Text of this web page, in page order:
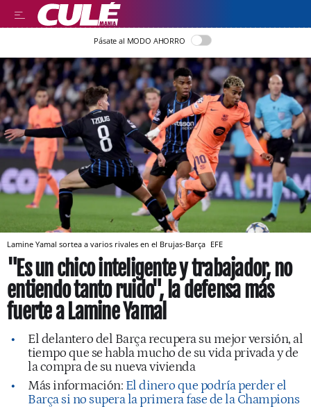
Pásate al MODO AHORRO
Lamine Yamal sortea a varios rivales en el Brujas-Barça EFE
"Es un chico inteligente y trabajador, no
entiendo tanto ruido", la defensa más
fuerte a Lamine Yamal
El delantero del Barça recupera su mejor versión, al
tiempo que se habla mucho de su vida privada y de
la compra de su nueva vivienda
Más información: El dinero que podría perder el
Barça si no supera la primera fase de la Champions